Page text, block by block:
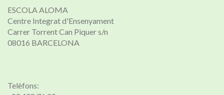
ESCOLA ALOMA
Centre Integrat d'Ensenyament
Carrer Torrent Can Piquer s/n
08016 BARCELONA
Telèfons: